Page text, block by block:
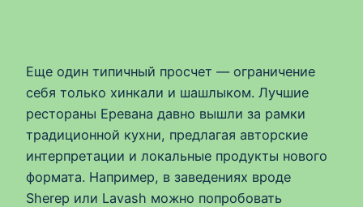
Еще один типичный просчет — ограничение
себя только хинкали и шашлыком. Лучшие
рестораны Еревана давно вышли за рамки
традиционной кухни, предлагая авторские
интерпретации и локальные продукты нового
формата. Например, в заведениях вроде
Sherep или Lavash можно попробовать